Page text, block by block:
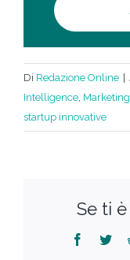
Di Redazione Online
Intelligence, Marketing
startup innovative
Se ti